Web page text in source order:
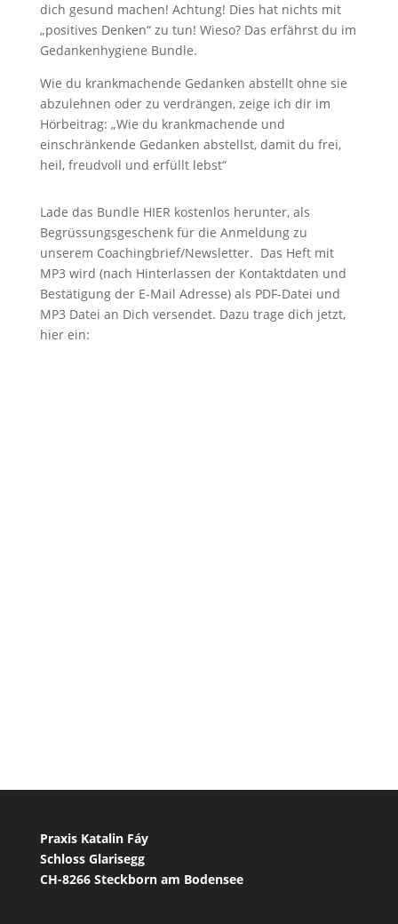
dich gesund machen! Achtung! Dies hat nichts mit
„positives Denken“ zu tun! Wieso? Das erfährst du im
Gedankenhygiene Bundle.
Wie du krankmachende Gedanken abstellt ohne sie
abzulehnen oder zu verdrängen, zeige ich dir im
Hörbeitrag: „Wie du krankmachende und
einschränkende Gedanken abstellst, damit du frei,
heil, freudvoll und erfüllt lebst“
Lade das Bundle HIER kostenlos herunter, als
Begrüssungsgeschenk für die Anmeldung zu
unserem Coachingbrief/Newsletter. Das Heft mit
MP3 wird (nach Hinterlassen der Kontaktdaten und
Bestätigung der E-Mail Adresse) als PDF-Datei und
MP3 Datei an Dich versendet. Dazu trage dich jetzt,
hier ein:
Praxis Katalin Fáy
Schloss Glarisegg
CH-8266 Steckborn am Bodensee